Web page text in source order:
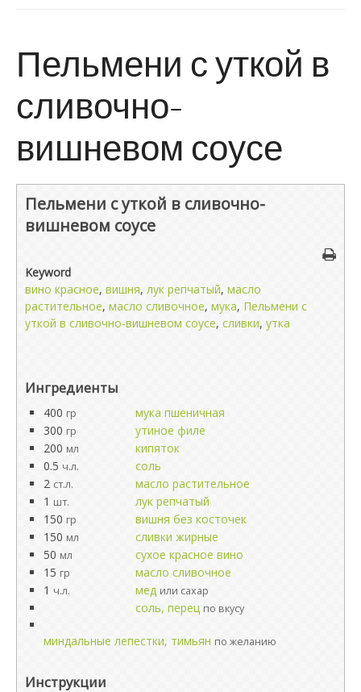
Пельмени с уткой в
сливочно-
вишневом соусе
Пельмени с уткой в сливочно-
вишневом соусе
Keyword
вино красное, вишня, лук репчатый, масло
растительное, масло сливочное, мука, Пельмени с
уткой в сливочно-вишневом соусе, сливки, утка
Ингредиенты
400 гр
мука пшеничная
300 гр
утиное филе
200 мл
кипяток
0.5 ч.л.
соль
2 ст.л.
масло растительное
1 шт.
лук репчатый
150 гр
вишня без косточек
150 мл
сливки жирные
50 мл
сухое красное вино
15 гр
масло сливочное
1 ч.л. мед или сахар
соль, перец по вкусу
миндальные лепестки, тимьян по желанию
Инструкции